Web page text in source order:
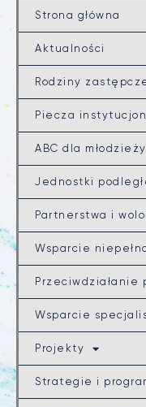
Strona główna
Aktualności
Rodziny
Piecza
ABC dla
Jednostki
Partnerstwa i
Wsparcie
Przeciwdziałanie
Wsparcie
Projekty
Strategie i